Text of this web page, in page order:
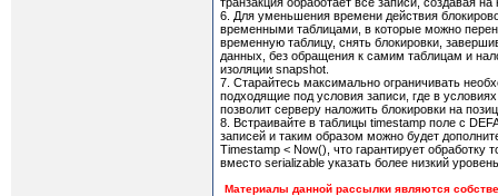
6. Для уменьшения времени действия
временными таблицами, в которые можно
временную таблицу, снять блокировки,
данных, без обращения к самим таблицам и
изоляции snapshot.
7. Старайтесь максимально ограничивать
подходящие под условия записи, где в
позволит серверу наложить блокировки на
8. Встраивайте в таблицы timestamp поле с
записей и таким образом можно будет
Timestamp < Now(), что гарантирует
вместо serializable указать более низкий
Материалы данной рассылки являются